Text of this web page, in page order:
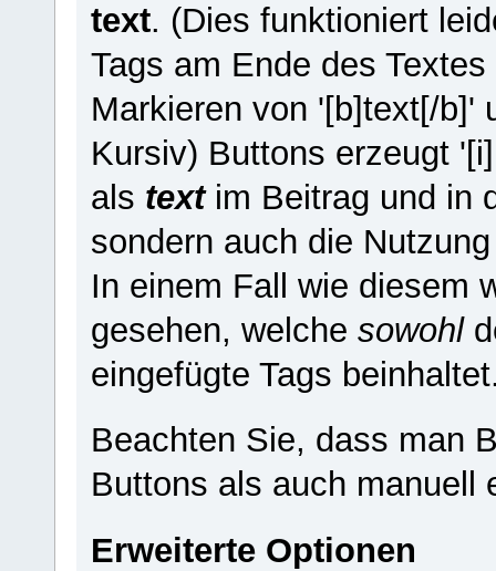
text. (Dies funktioniert
Tags am Ende des
Markieren von '[b]text[/b]'
Kursiv) Buttons erzeugt
als textim Beitrag und in
sondern auch die
In einem Fall wie diesem
gesehen, welche sowohl
eingefügte Tags
Beachten Sie, dass man
Buttons als auch manuell
Erweiterte Optionen